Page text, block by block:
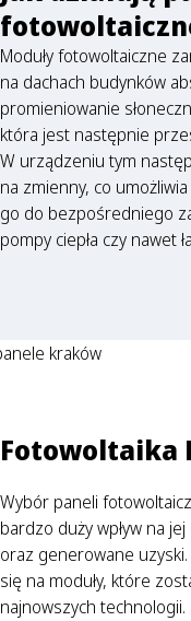
Moduły fotowoltaiczne
na dachach budynków
promieniowanie
która jest następnie
W urządzeniu tym
na zmienny, co
go do bezpośredniego
pompy ciepła czy nawet
Fotowoltaika
Wybór paneli
bardzo duży wpływ na
oraz generowane
się na moduły, które
najnowszych technologii.